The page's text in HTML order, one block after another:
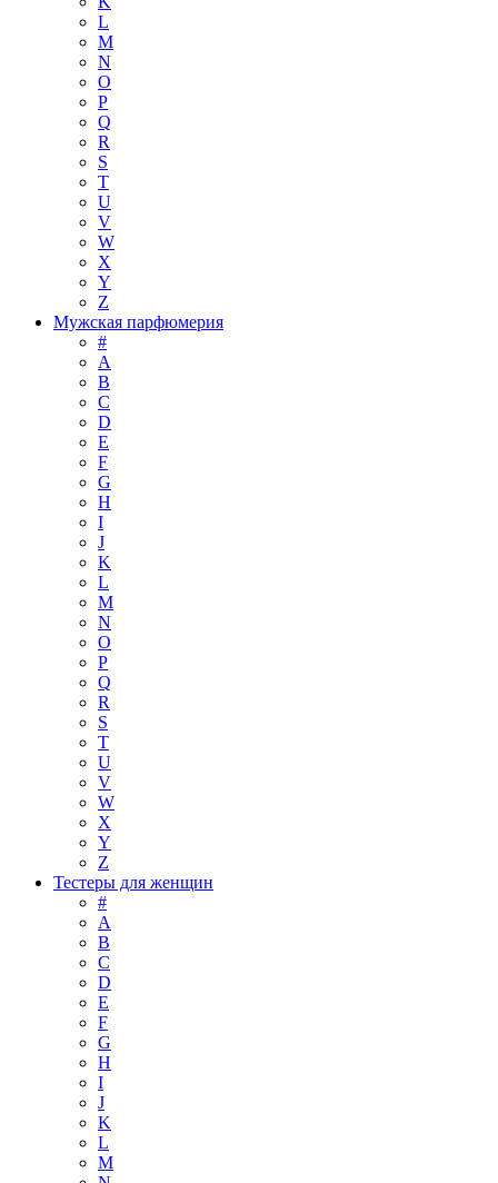
L
M
N
O
P
Q
R
S
T
U
V
W
X
Y
Z
Мужская парфюмерия
#
A
B
C
D
E
F
G
H
I
J
K
L
M
N
O
P
Q
R
S
T
U
V
W
X
Y
Z
Тестеры для женщин
#
A
B
C
D
E
F
G
H
I
J
K
L
M